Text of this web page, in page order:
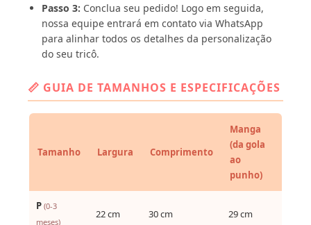
Passo 3: Conclua seu pedido! Logo em seguida,
nossa equipe entrará em contato via WhatsApp
para alinhar todos os detalhes da personalização
do seu tricô.
📏 GUIA DE TAMANHOS E ESPECIFICAÇÕES
Tamanho Largura Comprimento
Manga
(da gola
ao
punho)
P (0-3
meses)
22 cm 30 cm 29 cm